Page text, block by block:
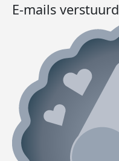
E-mails verstuurd